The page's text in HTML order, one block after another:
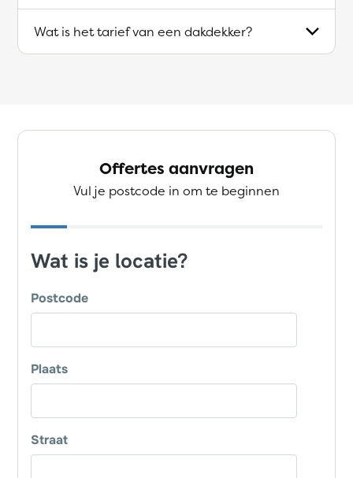
Wat is het tarief van een dakdekker?
Offertes aanvragen
Vul je postcode in om te beginnen